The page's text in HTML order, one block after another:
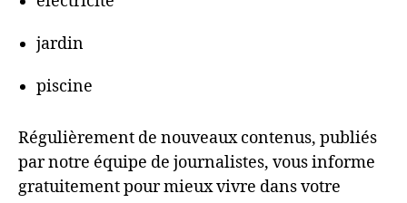
jardin
piscine
Régulièrement de nouveaux contenus, publiés
par notre équipe de journalistes, vous informe
gratuitement pour mieux vivre dans votre